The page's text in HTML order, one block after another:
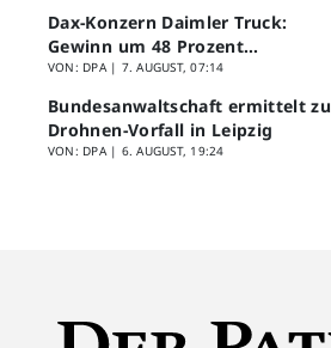
Dax-Konzern Daimler Truck:
Gewinn um 48 Prozent
eingebrochen
VON: DPA | 7. AUGUST, 07:14
Bundesanwaltschaft ermittelt zu
Drohnen-Vorfall in Leipzig
VON: DPA | 6. AUGUST, 19:24